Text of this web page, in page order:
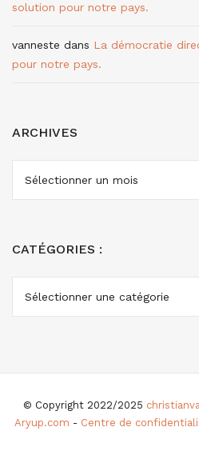
solution pour notre pays.
vanneste dans La démocratie
pour notre pays.
ARCHIVES
CATÉGORIES :
© Copyright 2022/2025
Aryup.com - Centre de